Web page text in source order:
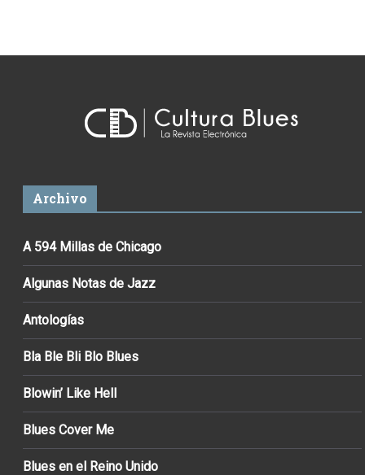
Archivo
A 594 Millas de Chicago
Algunas Notas de Jazz
Antologías
Bla Ble Bli Blo Blues
Blowin’ Like Hell
Blues Cover Me
Blues en el Reino Unido